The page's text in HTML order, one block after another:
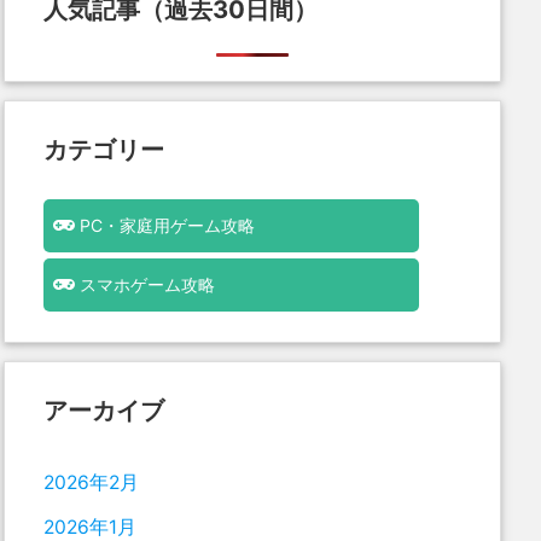
人気記事（過去30日間）
カテゴリー
PC・家庭用ゲーム攻略
スマホゲーム攻略
アーカイブ
2026年2月
2026年1月